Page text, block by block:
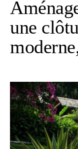
une